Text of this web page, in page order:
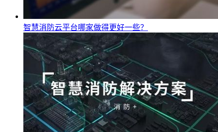
智慧消防云平台哪家做得更好一些？